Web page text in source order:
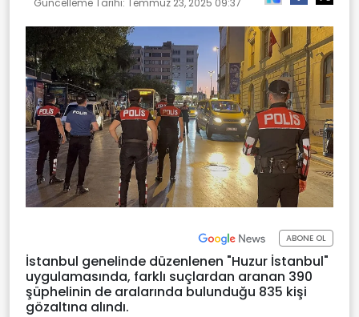
Güncelleme Tarihi: Temmuz 23, 2025 09:37
ABONE OL
İstanbul genelinde düzenlenen "Huzur İstanbul"
uygulamasında, farklı suçlardan aranan 390
şüphelinin de aralarında bulunduğu 835 kişi
gözaltına alındı.